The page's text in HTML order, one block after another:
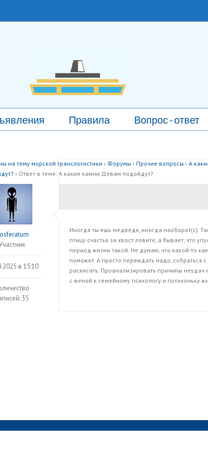
Правила Вопрос-ответ
на тему морской транслогистики › Форумы › Прочие вопросы › А
› Ответ в теме: А какие камни Девам подойдут?
в 15:10
35
Иногда ты ешь медведя, иногда наоборот(с).
птицу счастья за хвост ловите, а бывает, что
период жизни такой. Не думаю, что какой-то
поможет. А просто переждать надо, собраться
раскисать. Проанализировать причины неудач
с женой к семейному психологу и потихоньку